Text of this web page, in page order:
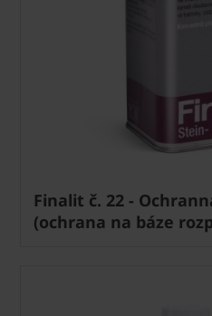
Finalit č. 22 -
(ochrana na báze